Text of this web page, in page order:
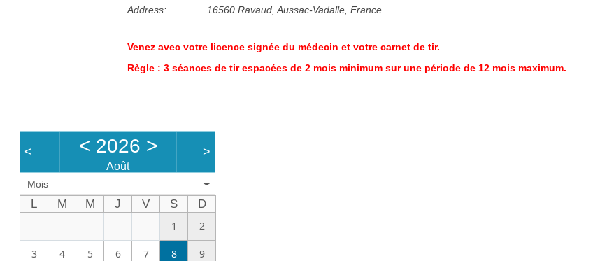
Address:
16560 Ravaud, Aussac-Vadalle, France
Venez avec votre licence signée du médecin et votre carnet de tir.
Règle : 3 séances de tir espacées de 2 mois minimum sur une période de 12 mois maximum.
< < 2026 >
Août
>
Mois
L M M J V S
D
1
2
3 4 5 6 7 8 9